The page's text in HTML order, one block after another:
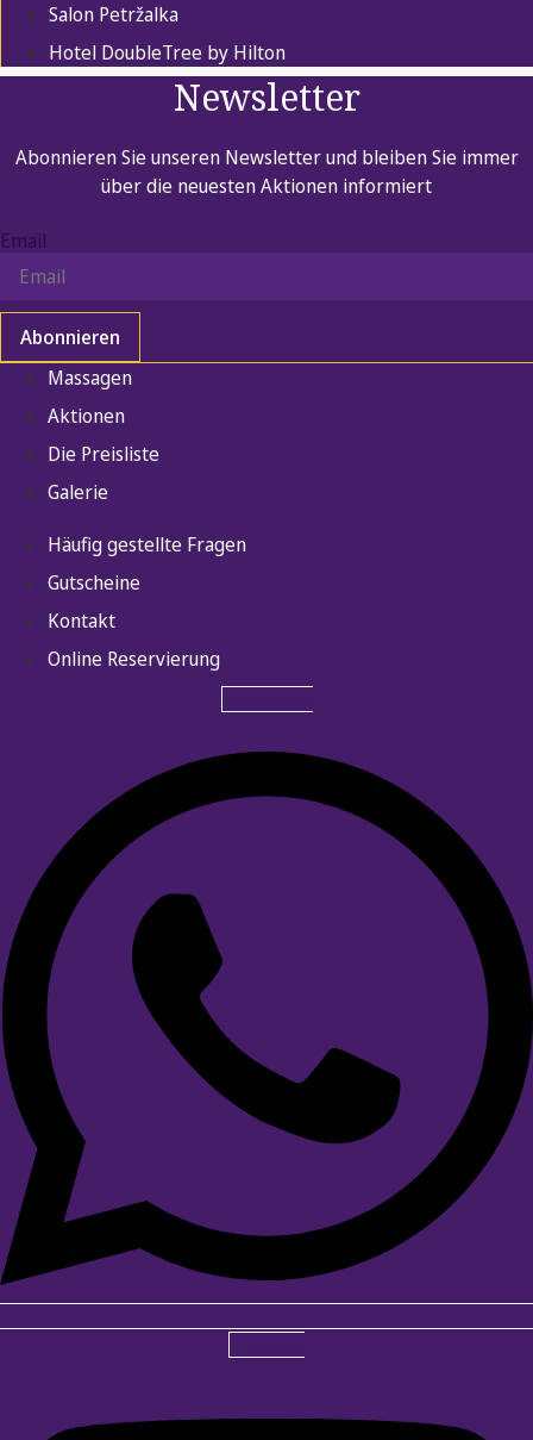
Salon Petržalka
Hotel DoubleTree by Hilton
Newsletter
Abonnieren Sie unseren Newsletter und bleiben Sie immer
über die neuesten Aktionen informiert
Email
Abonnieren
Massagen
Aktionen
Die Preisliste
Galerie
Häufig gestellte Fragen
Gutscheine
Kontakt
Online Reservierung